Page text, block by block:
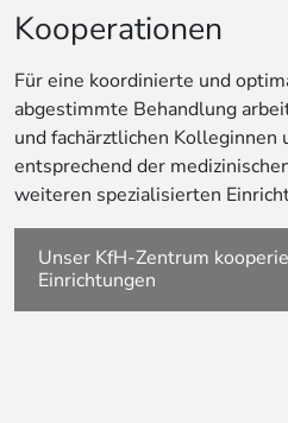
Kooperationen
Für eine koordinierte und
abgestimmte Behandlung
und fachärztlichen Kolleginnen
entsprechend der
weiteren spezialisierten
Unser KfH-Zentrum
Einrichtungen